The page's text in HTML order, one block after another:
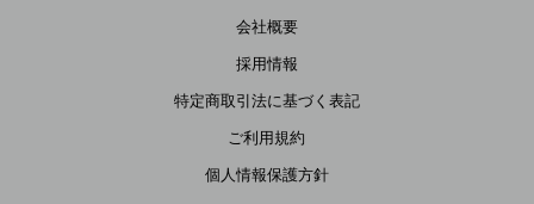
会社概要
採用情報
特定商取引法に基づく表記
ご利用規約
個人情報保護方針